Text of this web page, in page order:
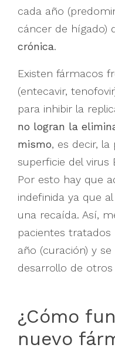
cada año
cáncer de hígado)
crónica.
Existen fármacos
(entecavir,
para inhibir la
no logran la
mismo, es decir,
superficie del virus
Por esto hay que
indefinida ya que
una recaída. Así,
pacientes tratados
año (curación) y
desarrollo de
¿Cómo
nuevo